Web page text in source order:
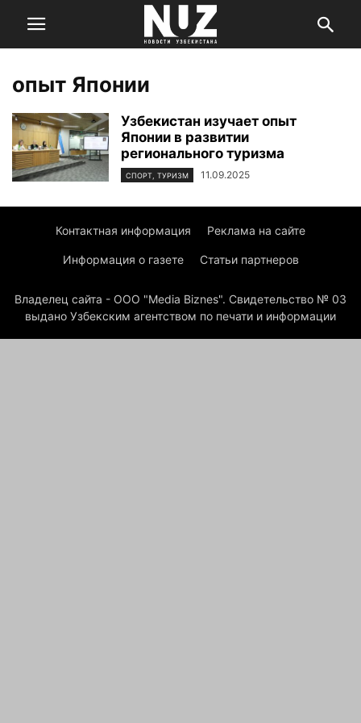
опыт Японии
Узбекистан изучает опыт
Японии в развитии
регионального туризма
СПОРТ, ТУРИЗМ 11.09.2025
Контактная информация Реклама на сайте
Информация о газете Статьи партнеров
Владелец сайта - ООО "Media Biznes". Свидетельство № 03
выдано Узбекским агентством по печати и информации